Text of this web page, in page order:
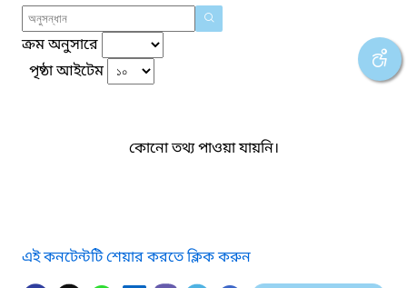
ক্রম অনুসারে
পৃষ্ঠা আইটেম
কোনো তথ্য পাওয়া যায়নি।
এই কনটেন্টটি শেয়ার করতে ক্লিক করুন